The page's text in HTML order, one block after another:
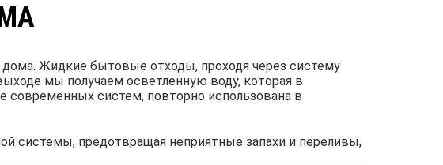
Жидкие бытовые отходы, проходя через систему
мы получаем осветленную воду, которая в
систем, повторно использована в
системы, предотвращая неприятные запахи и переливы,